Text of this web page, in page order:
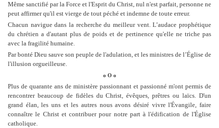
Même sanctifié par la Force et l'Esprit du Christ, nul n'est parfait, personne ne
peut affirmer qu'il est vierge de tout péché et indemne de toute erreur.
Chacun navigue dans la recherche du meilleur vent. L’audace prophétique
du chrétien a d'autant plus de poids et de pertinence qu'elle ne triche pas
avec la fragilité humaine.
Par bonté Dieu sauve son peuple de l'adulation, et les ministres de l’Église de
l'illusion orgueilleuse.
o O o
Plus de quarante ans de ministère passionnant et passionné m'ont permis de
rencontrer beaucoup de fidèles du Christ, évêques, prêtres ou laïcs. D'un
grand élan, les uns et les autres nous avons désiré vivre l'Évangile, faire
connaître le Christ et contribuer pour notre part à l'édification de l'Église
catholique.